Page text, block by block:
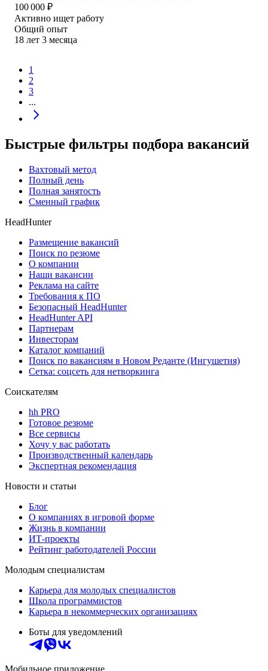
100 000 ₽
Активно ищет работу
Общий опыт
18 лет 3 месяца
1
2
3
...
Быстрые фильтры подбора вакансий
Вахтовый метод
Полный день
Полная занятость
Сменный график
HeadHunter
Размещение вакансий
Поиск по резюме
О компании
Наши вакансии
Реклама на сайте
Требования к ПО
Безопасный HeadHunter
HeadHunter API
Партнерам
Инвесторам
Каталог компаний
Поиск по вакансиям в Новом Реданте (Ингушетия)
Сетка: соцсеть для нетворкинга
Соискателям
hh PRO
Готовое резюме
Все сервисы
Хочу у вас работать
Производственный календарь
Экспертная рекомендация
Новости и статьи
Блог
О компаниях в игровой форме
Жизнь в компании
ИТ-проекты
Рейтинг работодателей России
Молодым специалистам
Карьера для молодых специалистов
Школа программистов
Карьера в некоммерческих организациях
Боты для уведомлений
Мобильное приложение